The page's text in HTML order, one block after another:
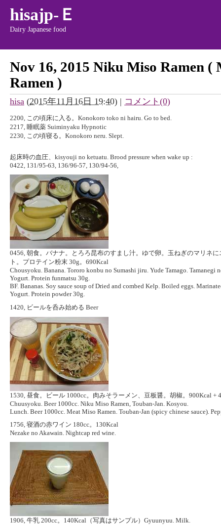
hisajp-Ｅ
Dairy Japanese food
Nov 16, 2015 Niku Miso Ramen (
Ramen )
hisa (2015年11月16日 19:40) | コメント(0)
2200, この頃床に入る。Konokoro toko ni hairu. Go to bed.
2217, 睡眠薬 Suiminyaku Hypnotic
2230, この頃寝る。Konokoro neru. Slept.
起床時の血圧、kisyouji no ketuatu. Brood pressure when wake up :
0422, 131/95-63, 136/96-57, 130/94-56,
0456, 朝食。バナナ。とろろ昆布のすまし汁。ゆで卵。玉ねぎのマリネ
ト。プロテイン粉末 30g。690Kcal
Chousyoku. Banana. Tororo konbu no Sumashi jiru. Yude Tamago. Tamanegi
Yogurt. Protein funmatsu 30g.
BF. Bananas. Soy sauce soup of Dried and combed Kelp. Boiled eggs.
Yogurt. Protein powder 30g.
1420, ビールを呑み始める Beer
1530, 昼食。ビール 1000cc。肉みそラーメン、豆板醤。胡椒。900Kcal +
Chuusyoku. Beer 1000cc. Niku Miso Ramen, Touban-Jan. Kosyou.
Lunch. Beer 1000cc. Meat Miso Ramen. Touban-Jan (spicy chinese sauce).
1756, 寝酒の赤ワイン 180cc。130Kcal
Nezake no Akawain. Nightcap red wine.
1906, 牛乳 200cc。140Kcal（写真はサンプル）Gyuunyuu. Milk.